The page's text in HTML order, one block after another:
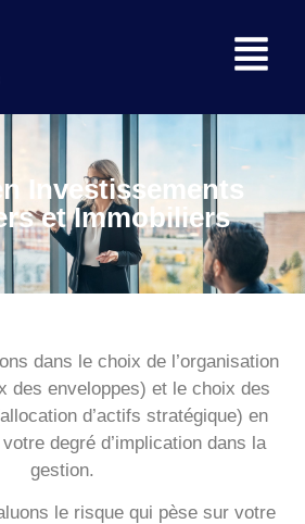
Investissements
et Immobiliers
dans le choix de l’organisation
des enveloppes) et le choix des
d’actifs stratégique) en
degré d’implication dans la
gestion.
le risque qui pèse sur votre